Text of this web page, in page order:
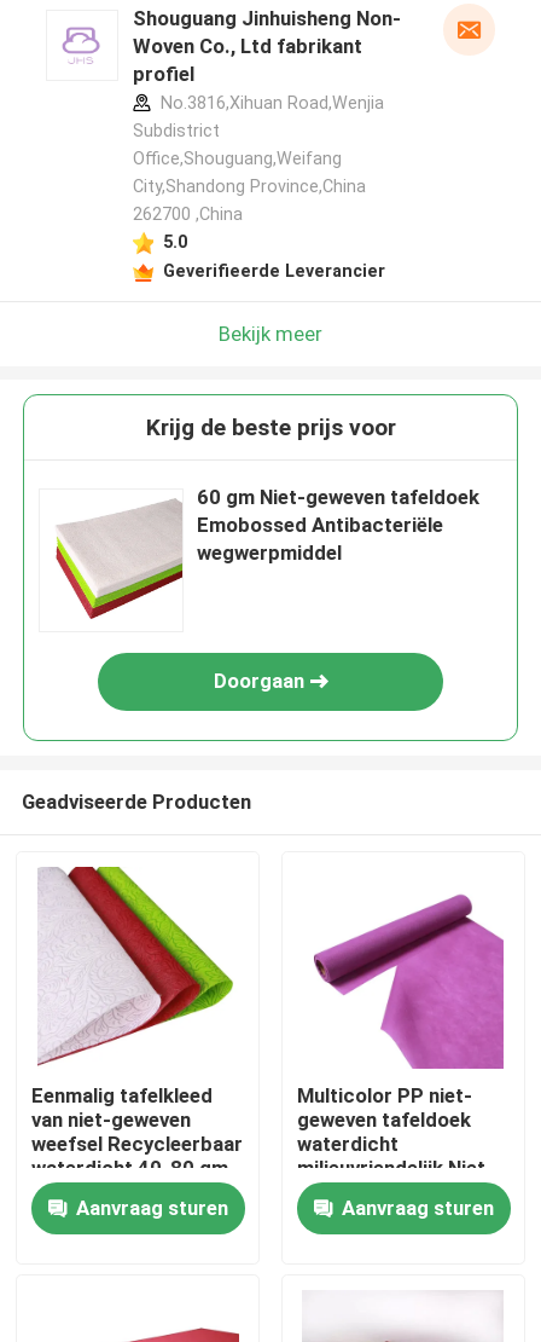
Producten
Over ons
Shouguang Jinhuisheng Non-
Woven Co., Ltd fabrikant
profiel
No.3816,Xihuan Road,Wenjia
Subdistrict
Office,Shouguang,Weifang
City,Shandong Province,China
262700 ,China
5.0
Geverifieerde Leverancier
Bekijk meer
Krijg de beste prijs voor
60 gm Niet-geweven tafeldoek
Emobossed Antibacteriële
wegwerpmiddel
Doorgaan
Geadviseerde Producten
Eenmalig tafelkleed
van niet-geweven
weefsel Recycleerbaar
waterdicht 40-80 gm
Aanvraag sturen
Multicolor PP niet-
geweven tafeldoek
waterdicht
milieuvriendelijk Niet-
toxisch
Aanvraag sturen